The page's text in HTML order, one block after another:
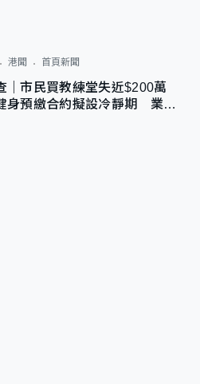
港聞 首頁新聞
｜市民買教練堂失近$200萬
身預繳合約擬設冷靜期 業界